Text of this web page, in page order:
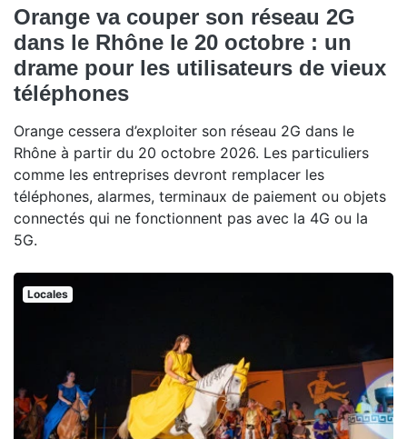
Orange va couper son réseau 2G
dans le Rhône le 20 octobre : un
drame pour les utilisateurs de vieux
téléphones
Orange cessera d’exploiter son réseau 2G dans le
Rhône à partir du 20 octobre 2026. Les particuliers
comme les entreprises devront remplacer les
téléphones, alarmes, terminaux de paiement ou objets
connectés qui ne fonctionnent pas avec la 4G ou la
5G.
Locales